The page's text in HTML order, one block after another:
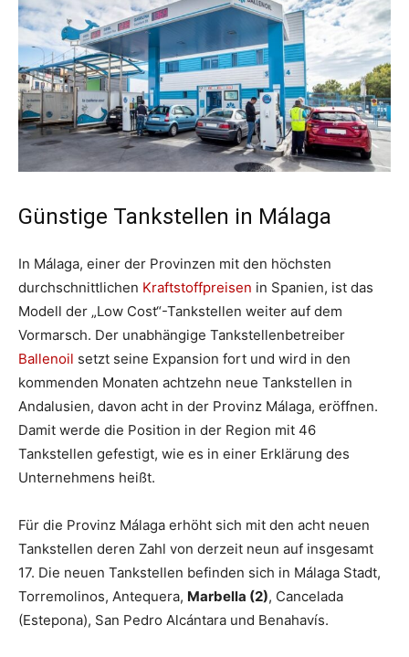
Günstige Tankstellen in Málaga
In Málaga, einer der Provinzen mit den höchsten
durchschnittlichen Kraftstoffpreisen in Spanien, ist das
Modell der „Low Cost“-Tankstellen weiter auf dem
Vormarsch. Der unabhängige Tankstellenbetreiber
Ballenoil setzt seine Expansion fort und wird in den
kommenden Monaten achtzehn neue Tankstellen in
Andalusien, davon acht in der Provinz Málaga, eröffnen.
Damit werde die Position in der Region mit 46
Tankstellen gefestigt, wie es in einer Erklärung des
Unternehmens heißt.
Für die Provinz Málaga erhöht sich mit den acht neuen
Tankstellen deren Zahl von derzeit neun auf insgesamt
17. Die neuen Tankstellen befinden sich in Málaga Stadt,
Torremolinos, Antequera, Marbella (2), Cancelada
(Estepona), San Pedro Alcántara und Benahavís.